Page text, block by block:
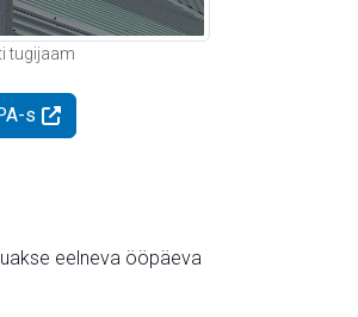
tugijaam
s
eelneva ööpäeva